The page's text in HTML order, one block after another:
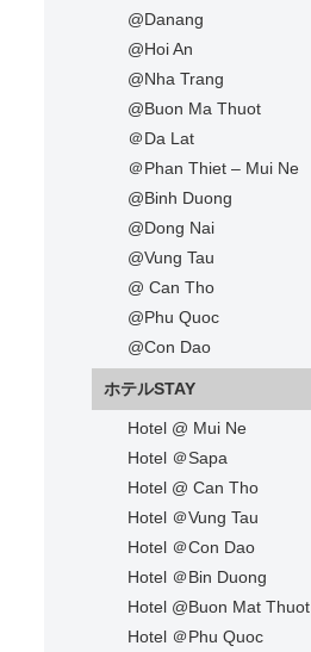
@Danang
@Hoi An
@Nha Trang
@Buon Ma Thuot
＠Da Lat
＠Phan Thiet – Mui Ne
@Binh Duong
@Dong Nai
@Vung Tau
@ Can Tho
@Phu Quoc
@Con Dao
ホテルSTAY
Hotel @ Mui Ne
Hotel ＠Sapa
Hotel @ Can Tho
Hotel ＠Vung Tau
Hotel ＠Con Dao
Hotel ＠Bin Duong
Hotel @Buon Mat Thuot
Hotel ＠Phu Quoc